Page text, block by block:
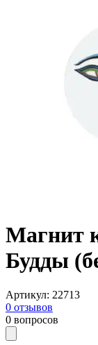
Магнит
Будды
Артикул: 22713
0 отзывов
0 вопросов